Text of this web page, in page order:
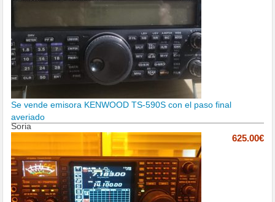
Se vende emisora KENWOOD TS-590S con el paso final
averiado
Soria
625.00€